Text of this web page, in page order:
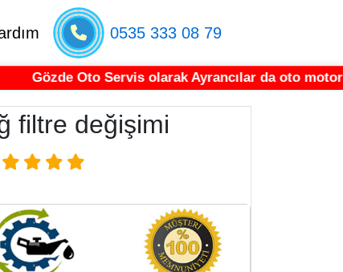
0535 333 08 79
Gözde Oto Servis olarak Ayrancılar da oto motor
filtre değişimi